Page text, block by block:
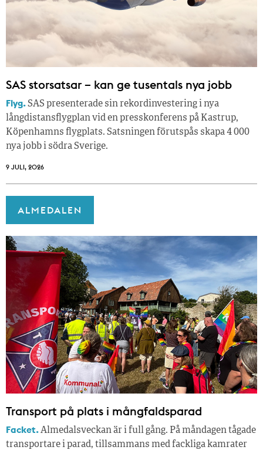
SAS storsatsar – kan ge tusentals nya jobb
Flyg.SAS presenterade sin rekordinvestering i nya
långdistansflygplan vid en presskonferens på Kastrup,
Köpenhamns flygplats. Satsningen förutspås skapa 4 000
nya jobb i södra Sverige.
9 JULI, 2026
ALMEDALEN
Transport på plats i mångfaldsparad
Facket.Almedalsveckan är i full gång. På måndagen tågade
transportare i parad, tillsammans med fackliga kamrater